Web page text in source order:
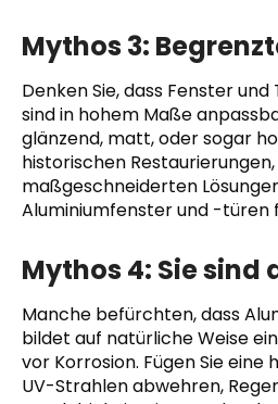
Mythos 3:
Denken Sie, dass Fenster
sind in hohem Maße
glänzend, matt, oder sogar
historischen
maßgeschneiderten
Aluminiumfenster und -türen
Mythos 4: Sie
Manche befürchten, dass
bildet auf natürliche Weise
vor Korrosion. Fügen Sie
UV-Strahlen abwehren,